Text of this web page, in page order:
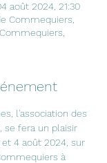
août 2024, 21:30
Commequiers,
l'association des
se fera un plaisir
4 août 2024, sur
à